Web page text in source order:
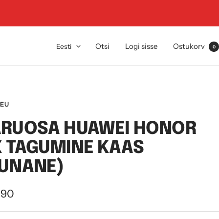
Keel
Eesti Otsi Logi sisse Ostukorv 0
HUAWEI HONOR
TAGUMINE KAAS